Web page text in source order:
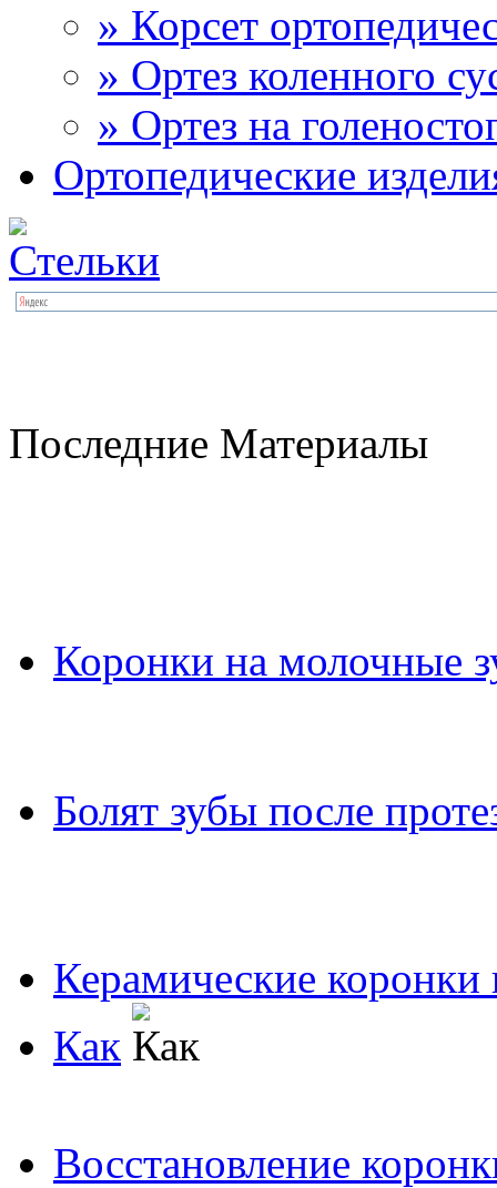
» Корсет
» Ортез коленного
» Ортез на
Ортопедические
Последние Материалы
Коронки на молочные
Болят зубы после
Керамические коронки
Как
Восстановление